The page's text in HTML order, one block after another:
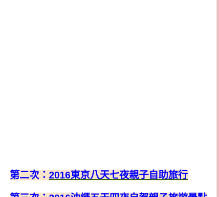
第二次： 2016東京八天七夜親子自助旅行